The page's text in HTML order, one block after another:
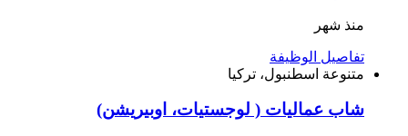
منذ شهر
تفاصيل الوظيفة
متنوعة اسطنبول، تركيا
شاب عماليات ( لوجستيات، اوبيريشن)